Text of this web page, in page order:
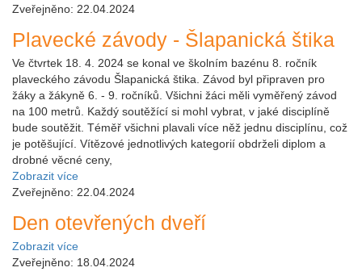
Zveřejněno: 22.04.2024
Plavecké závody - Šlapanická štika
Ve čtvrtek 18. 4. 2024 se konal ve školním bazénu 8. ročník
plaveckého závodu Šlapanická štika. Závod byl připraven pro
žáky a žákyně 6. - 9. ročníků. Všichni žáci měli vyměřený závod
na 100 metrů. Každý soutěžící si mohl vybrat, v jaké disciplíně
bude soutěžit. Téměř všichni plavali více něž jednu disciplínu, což
je potěšující. Vítězové jednotlivých kategorií obdrželi diplom a
drobné věcné ceny,
Zobrazit více
Zveřejněno: 22.04.2024
Den otevřených dveří
Zobrazit více
Zveřejněno: 18.04.2024